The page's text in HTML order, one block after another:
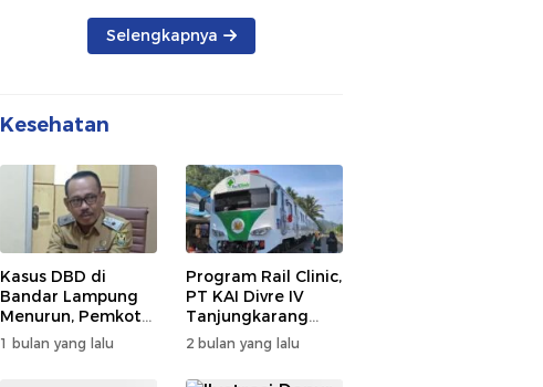
Selengkapnya
Kesehatan
Kasus DBD di
Bandar Lampung
Menurun, Pemkot
Genjot PSN
Wujudkan Nol
1 bulan yang lalu
Program Rail Clinic,
PT KAI Divre IV
Tanjungkarang
Beri Layanan
Kesehatan Gratis
250 Warga
2 bulan yang lalu